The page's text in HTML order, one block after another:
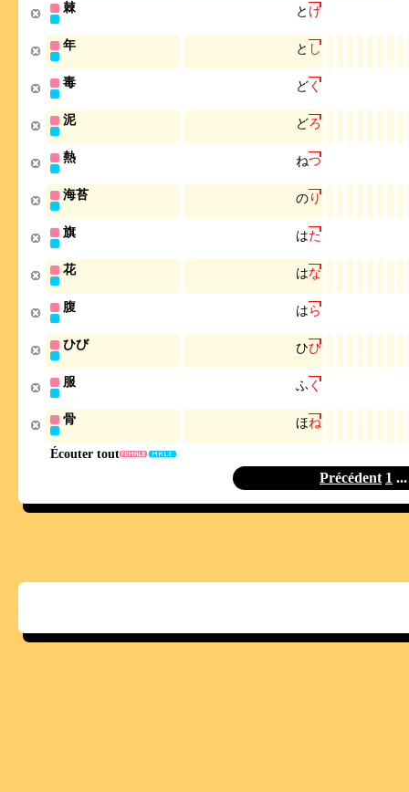
Écouter tout
棘 と げ
年 と し
毒 どく
泥 どろ
熱 ねつ
海苔 のり
旗 はた
花 はな
腹 はら
ひび ひび
服 ふ く
骨 ほね
Précédent 1